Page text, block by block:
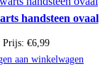
handsteen ovaal
Prijs: €6,99
aan winkelwagen